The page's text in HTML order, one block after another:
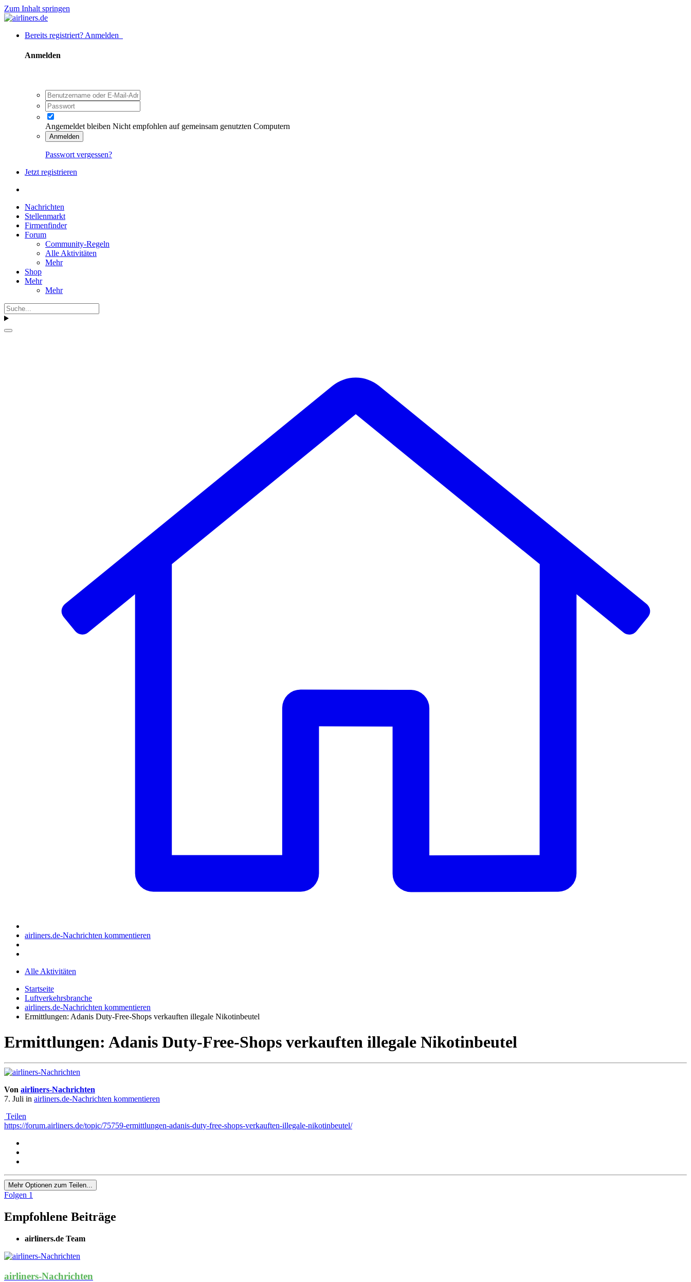
Zum Inhalt springen
Bereits registriert? Anmelden
Anmelden
Angemeldet bleiben Nicht empfohlen auf gemeinsam genutzten Computern
Anmelden
Passwort vergessen?
Jetzt registrieren
Nachrichten
Stellenmarkt
Firmenfinder
Forum
Community-Regeln
Alle Aktivitäten
Mehr
Shop
Mehr
Mehr
airliners.de-Nachrichten kommentieren
Alle Aktivitäten
Startseite
Luftverkehrsbranche
airliners.de-Nachrichten kommentieren
Ermittlungen: Adanis Duty-Free-Shops verkauften illegale Nikotinbeutel
Ermittlungen: Adanis Duty-Free-Shops verkauften illegale Nikotinbeutel
Von airliners-Nachrichten
7. Juli in airliners.de-Nachrichten kommentieren
Teilen
https://forum.airliners.de/topic/75759-ermittlungen-adanis-duty-free-shops-verkauften-illegale-nikotinbeutel/
Mehr Optionen zum Teilen...
Folgen 1
Empfohlene Beiträge
airliners.de Team
airliners-Nachrichten